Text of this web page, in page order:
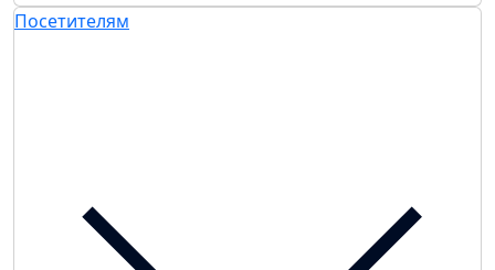
Посетителям